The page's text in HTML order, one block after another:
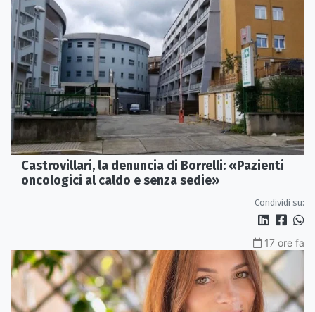
Castrovillari, la denuncia di Borrelli: «Pazienti
oncologici al caldo e senza sedie»
Condividi su:
17 ore fa